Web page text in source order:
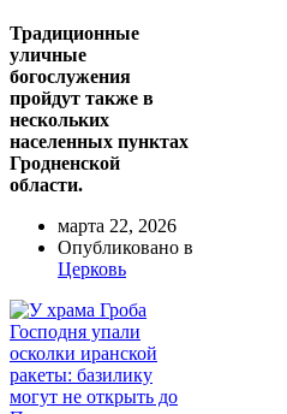
Традиционные
уличные
богослужения
пройдут также в
нескольких
населенных пунктах
Гродненской
области.
марта 22, 2026
Опубликовано в
Церковь